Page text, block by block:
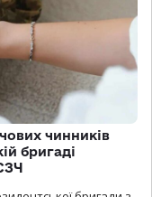
чинників
бригаді